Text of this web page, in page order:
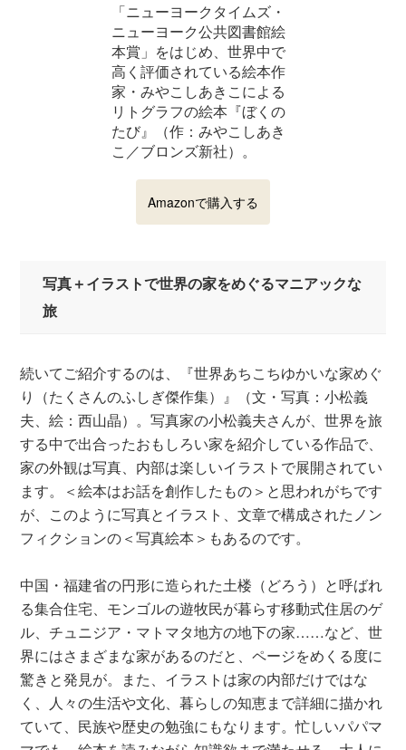
「ニューヨークタイムズ・
ニューヨーク公共図書館絵
本賞」をはじめ、世界中で
高く評価されている絵本作
家・みやこしあきこによる
リトグラフの絵本『ぼくの
たび』（作：みやこしあき
こ／ブロンズ新社）。
Amazonで購入する
写真＋イラストで世界の家をめぐるマニアックな
旅
続いてご紹介するのは、『世界あちこちゆかいな家めぐ
り（たくさんのふしぎ傑作集）』（文・写真：小松義
夫、絵：西山晶）。写真家の小松義夫さんが、世界を旅
する中で出合ったおもしろい家を紹介している作品で、
家の外観は写真、内部は楽しいイラストで展開されてい
ます。＜絵本はお話を創作したもの＞と思われがちです
が、このように写真とイラスト、文章で構成されたノン
フィクションの＜写真絵本＞もあるのです。
中国・福建省の円形に造られた土楼（どろう）と呼ばれ
る集合住宅、モンゴルの遊牧民が暮らす移動式住居のゲ
ル、チュニジア・マトマタ地方の地下の家……など、世
界にはさまざまな家があるのだと、ページをめくる度に
驚きと発見が。また、イラストは家の内部だけではな
く、人々の生活や文化、暮らしの知恵まで詳細に描かれ
ていて、民族や歴史の勉強にもなります。忙しいパパマ